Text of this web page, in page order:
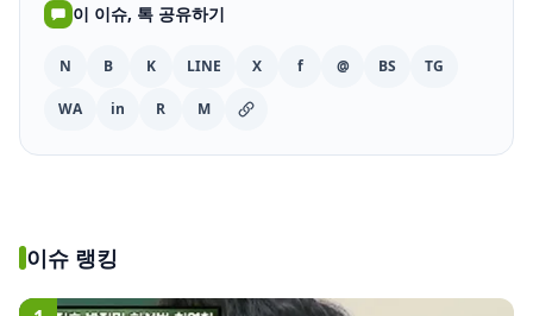
이 이슈, 톡 공유하기
N B K LINE X f @ BS TG
WA in R M
이슈 랭킹